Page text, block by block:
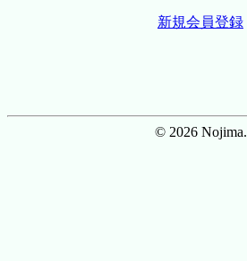
新規会員登録
© 2026 Nojima.